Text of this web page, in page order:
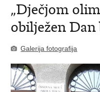
„Dječjom
obilježen Dan
Galerija fotografija
1/12